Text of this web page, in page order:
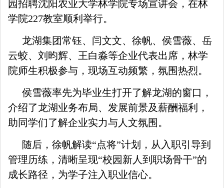
园招聘沈阳农业大学林学院专场宣讲会，在林
学院227教室顺利举行。
龙湖集团常钰、闫文文、徐帆、侯雪薇、岳
云蛟、刘昀辉、王白淼等企业代表出席，林学
院师生积极参与，现场互动频繁，氛围热烈。
侯雪薇率先为毕业生打开了解龙湖的窗口，
介绍了龙湖业务布局、发展前景及薪酬福利，
助同学们了解企业实力与人文氛围。
随后，徐帆解读“点将”计划，从入职引导到
管理历练，清晰呈现“校园新人到职场骨干”的
成长路径，为学子注入职业信心。